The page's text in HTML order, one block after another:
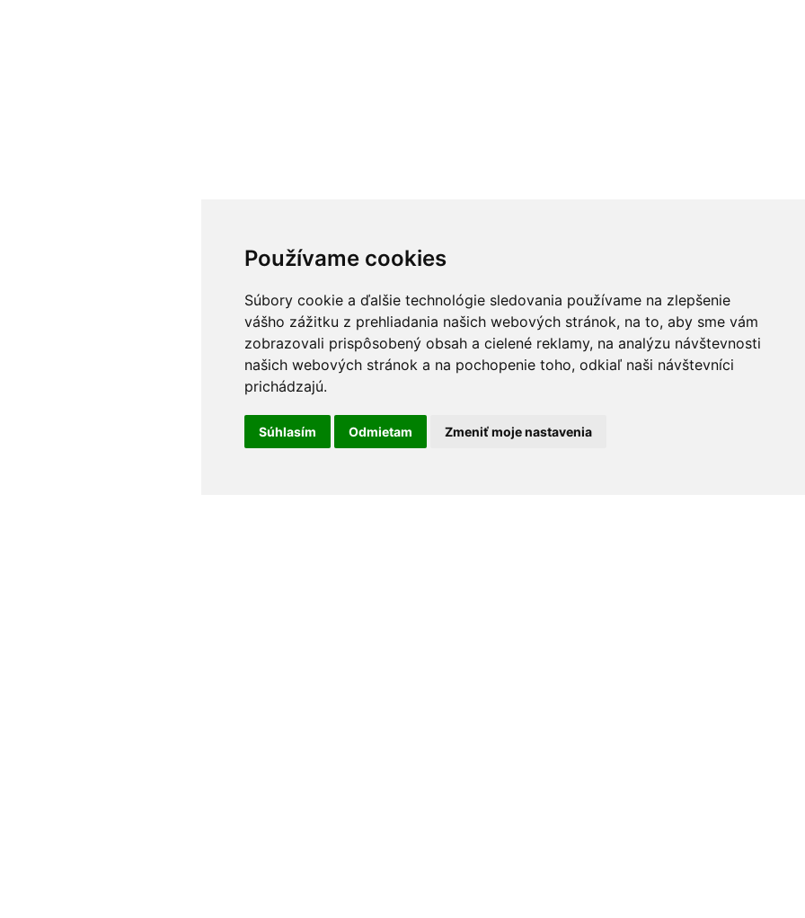
Používame cookies
Súbory cookie a ďalšie technológie sledovania používame na zlepšenie
vášho zážitku z prehliadania našich webových stránok, na to, aby sme vám
zobrazovali prispôsobený obsah a cielené reklamy, na analýzu návštevnosti
našich webových stránok a na pochopenie toho, odkiaľ naši návštevníci
prichádzajú.
Súhlasím Odmietam Zmeniť moje nastavenia